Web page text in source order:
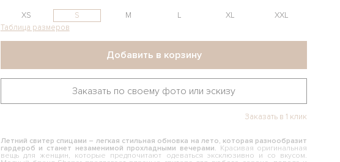
XS S M L XL
XXL
Таблица размеров
Добавить в корзину
Заказать по своему фото или эскизу
Заказать в 1 клик
Летний свитер спицами – легкая стильная обновка на лето, которая разнообразит
гардероб и станет незаменимой прохладными вечерами. Красивая оригинальная
вещь для женщин, которые предпочитают одеваться эксклюзивно и со вкусом.